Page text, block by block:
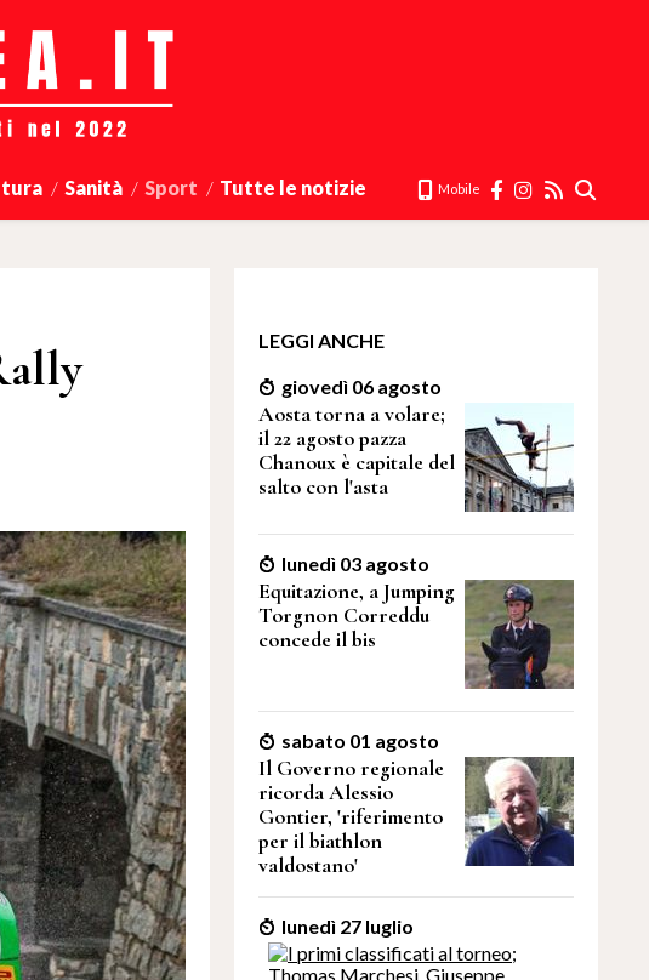
Sanità Sport Tutte le notizie Mobile
LEGGI ANCHE
giovedì 06 agosto
Aosta torna a volare;
il 22 agosto pazza
Chanoux è capitale del
salto con l'asta
lunedì 03 agosto
Equitazione, a Jumping
Torgnon Correddu
concede il bis
sabato 01 agosto
Il Governo regionale
ricorda Alessio
Gontier, 'riferimento
per il biathlon
valdostano'
lunedì 27 luglio